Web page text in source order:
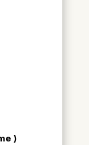
)